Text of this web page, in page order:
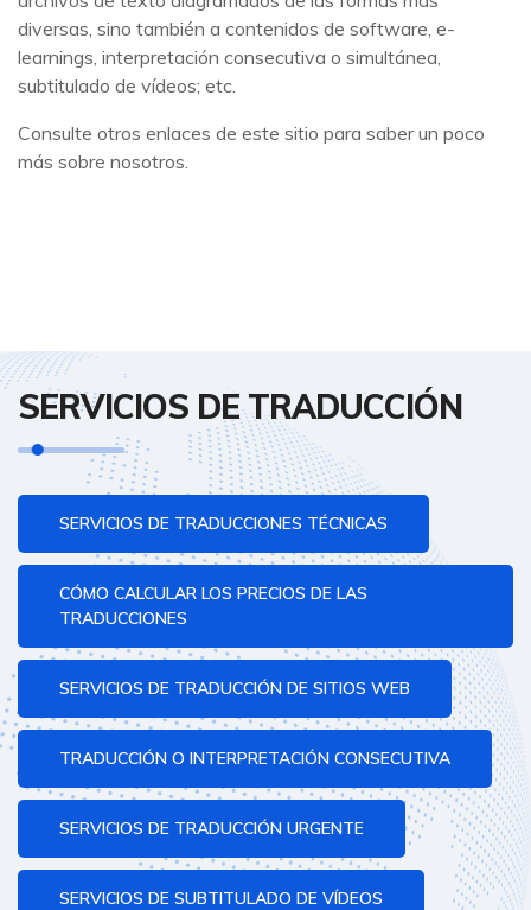
diversas, sino también a contenidos de software, e-
learnings, interpretación consecutiva o simultánea,
subtitulado de vídeos; etc.
Consulte otros enlaces de este sitio para saber un poco
más sobre nosotros.
SERVICIOS DE TRADUCCIÓN
SERVICIOS DE TRADUCCIONES TÉCNICAS
CÓMO CALCULAR LOS PRECIOS DE LAS
TRADUCCIONES
SERVICIOS DE TRADUCCIÓN DE SITIOS WEB
TRADUCCIÓN O INTERPRETACIÓN CONSECUTIVA
SERVICIOS DE TRADUCCIÓN URGENTE
SERVICIOS DE SUBTITULADO DE VÍDEOS